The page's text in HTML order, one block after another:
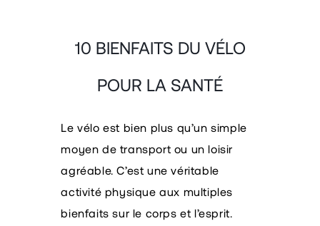
10 BIENFAITS DU VÉLO
POUR LA SANTÉ
Le vélo est bien plus qu’un simple
moyen de transport ou un loisir
agréable. C’est une véritable
activité physique aux multiples
bienfaits sur le corps et l’esprit.